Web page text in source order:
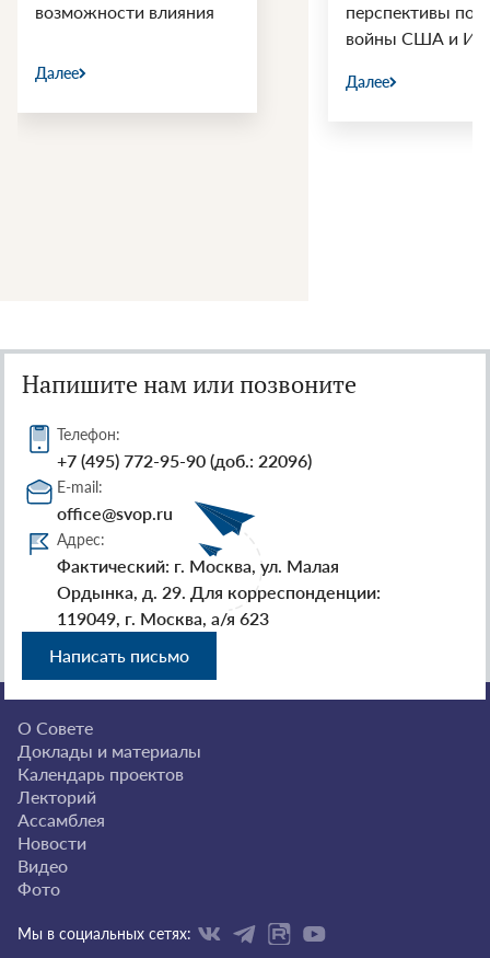
возможности влияния
Далее
перспективы
войны США и
Далее
Напишите нам или позвоните
Телефон:
+7 (495) 772-95-90 (доб.: 22096)
E-mail:
office@svop.ru
Адрес:
Фактический: г. Москва, ул. Малая
Ордынка, д. 29. Для корреспонденции:
119049, г. Москва, а/я 623
Написать письмо
О Совете
Доклады и материалы
Календарь проектов
Лекторий
Ассамблея
Новости
Видео
Фото
Мы в социальных сетях: